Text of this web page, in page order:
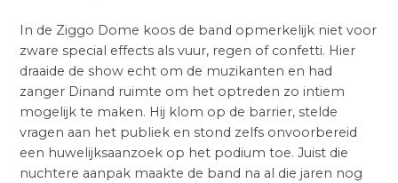
In de Ziggo Dome koos de band opmerkelijk niet voor
zware special effects als vuur, regen of confetti. Hier
draaide de show echt om de muzikanten en had
zanger Dinand ruimte om het optreden zo intiem
mogelijk te maken. Hij klom op de barrier, stelde
vragen aan het publiek en stond zelfs onvoorbereid
een huwelijksaanzoek op het podium toe. Juist die
nuchtere aanpak maakte de band na al die jaren nog